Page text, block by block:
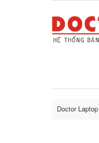
Doctor Laptop